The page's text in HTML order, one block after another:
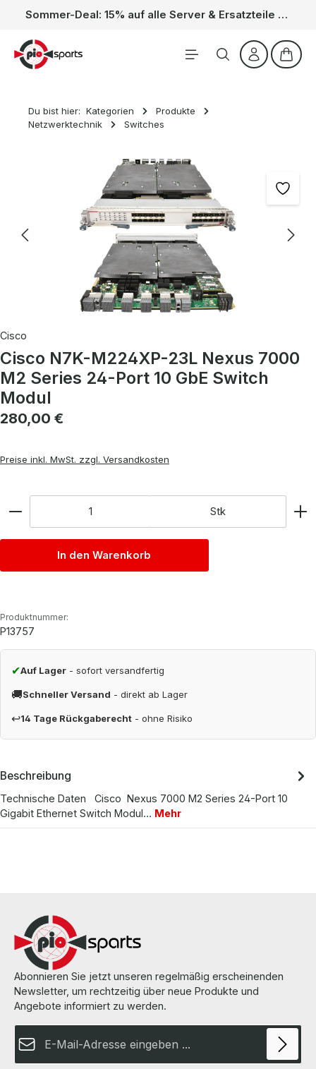
Zum Hauptinhalt springen Sommer-Deal: 15% auf alle Server & Ersatzteile – Kein Code nötig, der Rabatt wird automatisch im Warenkorb abgezogen. Gültig vom 01.06. bis 31.08.
Du bist hier: Kategorien
Produkte
Netzwerktechnik
Switches
Bildergalerie überspringen
Cisco
Cisco N7K-M224XP-23L Nexus 7000
M2 Series 24-Port 10 GbE Switch
Modul
Regulärer Preis:
280,00 €
Preise inkl. MwSt. zzgl. Versandkosten
Stk
In den Warenkorb
Produktnummer:
P13757
✔Auf Lager - sofort versandfertig
🚚Schneller Versand - direkt ab Lager
↩14 Tage Rückgaberecht - ohne Risiko
Beschreibung
Technische Daten Cisco Nexus 7000 M2 Series 24-Port 10
Gigabit Ethernet Switch Modul… Mehr
Abonnieren Sie jetzt unseren regelmäßig erscheinenden
Newsletter, um rechtzeitig über neue Produkte und
Angebote informiert zu werden.